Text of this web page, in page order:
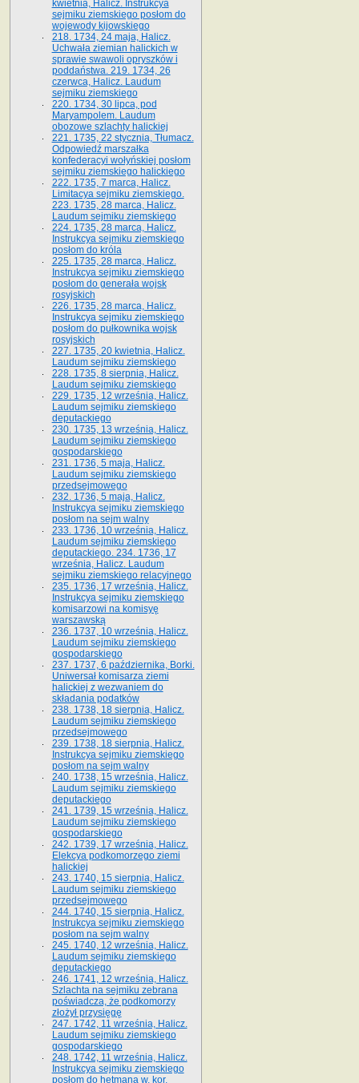
kwietnia, Halicz. Instrukcya
sejmiku ziemskiego posłom do
wojewody kijowskiego
218. 1734, 24 maja, Halicz.
Uchwała ziemian halickich w
sprawie swawoli opryszków i
poddaństwa. 219. 1734, 26
czerwca, Halicz. Laudum
sejmiku ziemskiego
220. 1734, 30 lipca, pod
Maryampolem. Laudum
obozowe szlachty halickiej
221. 1735, 22 stycznia, Tłumacz.
Odpowiedź marszałka
konfederacyi wołyńskiej posłom
sejmiku ziemskiego halickiego
222. 1735, 7 marca, Halicz.
Limitacya sejmiku ziemskiego.
223. 1735, 28 marca, Halicz.
Laudum sejmiku ziemskiego
224. 1735, 28 marca, Halicz.
Instrukcya sejmiku ziemskiego
posłom do króla
225. 1735, 28 marca, Halicz.
Instrukcya sejmiku ziemskiego
posłom do generała wojsk
rosyjskich
226. 1735, 28 marca, Halicz.
Instrukcya sejmiku ziemskiego
posłom do pułkownika wojsk
rosyjskich
227. 1735, 20 kwietnia, Halicz.
Laudum sejmiku ziemskiego
228. 1735, 8 sierpnia, Halicz.
Laudum sejmiku ziemskiego
229. 1735, 12 września, Halicz.
Laudum sejmiku ziemskiego
deputackiego
230. 1735, 13 września, Halicz.
Laudum sejmiku ziemskiego
gospodarskiego
231. 1736, 5 maja, Halicz.
Laudum sejmiku ziemskiego
przedsejmowego
232. 1736, 5 maja, Halicz.
Instrukcya sejmiku ziemskiego
posłom na sejm walny
233. 1736, 10 września, Halicz.
Laudum sejmiku ziemskiego
deputackiego. 234. 1736, 17
września, Halicz. Laudum
sejmiku ziemskiego relacyjnego
235. 1736, 17 września, Halicz.
Instrukcya sejmiku ziemskiego
komisarzowi na komisyę
warszawską
236. 1737, 10 września, Halicz.
Laudum sejmiku ziemskiego
gospodarskiego
237. 1737, 6 października, Borki.
Uniwersał komisarza ziemi
halickiej z wezwaniem do
składania podatków
238. 1738, 18 sierpnia, Halicz.
Laudum sejmiku ziemskiego
przedsejmowego
239. 1738, 18 sierpnia, Halicz.
Instrukcya sejmiku ziemskiego
posłom na sejm walny
240. 1738, 15 września, Halicz.
Laudum sejmiku ziemskiego
deputackiego
241. 1739, 15 września, Halicz.
Laudum sejmiku ziemskiego
gospodarskiego
242. 1739, 17 września, Halicz.
Elekcya podkomorzego ziemi
halickiej
243. 1740, 15 sierpnia, Halicz.
Laudum sejmiku ziemskiego
przedsejmowego
244. 1740, 15 sierpnia, Halicz.
Instrukcya sejmiku ziemskiego
posłom na sejm walny
245. 1740, 12 września, Halicz.
Laudum sejmiku ziemskiego
deputackiego
246. 1741, 12 września, Halicz.
Szlachta na sejmiku zebrana
poświadcza, że podkomorzy
złożył przysięgę
247. 1742, 11 września, Halicz.
Laudum sejmiku ziemskiego
gospodarskiego
248. 1742, 11 września, Halicz.
Instrukcya sejmiku ziemskiego
posłom do hetmana w. kor.